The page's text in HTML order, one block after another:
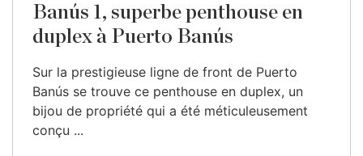
Banús 1, superbe penthouse en
duplex à Puerto Banús
Sur la prestigieuse ligne de front de Puerto
Banús se trouve ce penthouse en duplex, un
bijou de propriété qui a été méticuleusement
conçu ...